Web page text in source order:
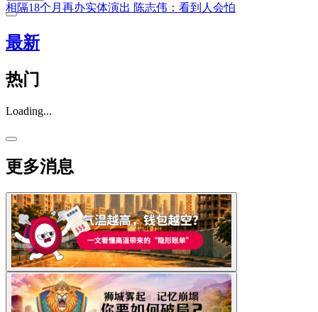
相隔18个月再办实体演出 陈志伟：看到人会怕
最新
热门
Loading...
更多消息